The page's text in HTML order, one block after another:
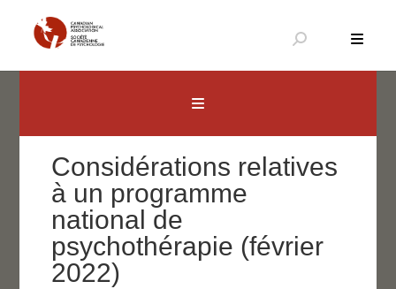
contenu
Considérations relatives
à un programme
national de
psychothérapie (février
2022)